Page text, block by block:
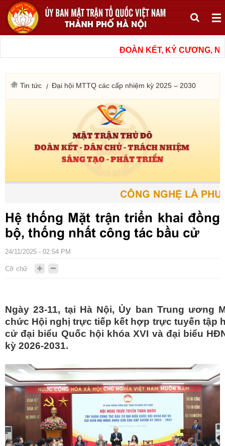
ĐOÀN KẾT, KỶ CƯƠNG,
Tin tức Đại hội MTTQ các cấp nhiệm kỳ 2025 – 2030
CÔNG NGHỆ LÀ
Hệ thống Mặt trận triển khai đồng
bộ, thống nhất công tác bầu cử
24/11/2025 - 02:54 PM
Cỡ chữ
Ngày 23-11, tại Hà Nội, Ủy ban Trung ương
chức Hội nghị trực tiếp kết hợp trực tuyến tập
cử đại biểu Quốc hội khóa XVI và đại biểu
kỳ 2026-2031.